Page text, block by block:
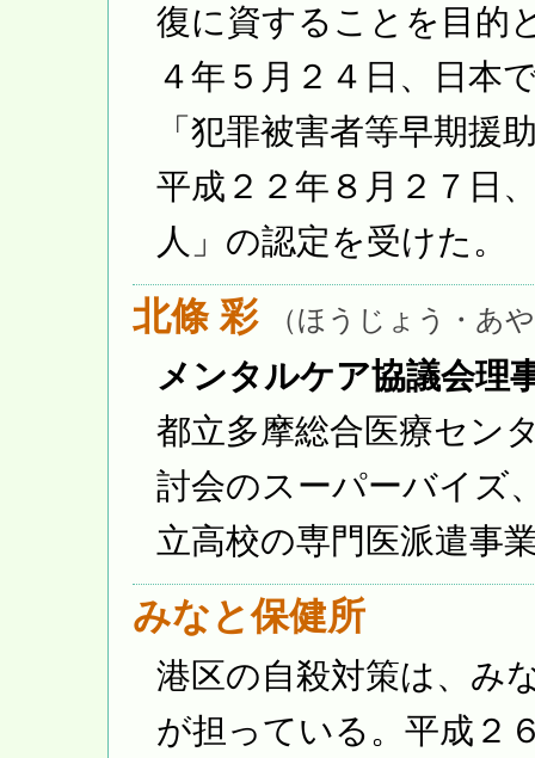
復に資することを目的
４年５月２４日、日本
「犯罪被害者等早期援
平成２２年８月２７日
人」の認定を受けた。
北條 彩 （ほうじょう・あ
メンタルケア協議会理
都立多摩総合医療セン
討会のスーパーバイズ
立高校の専門医派遣事
みなと保健所
港区の自殺対策は、み
が担っている。平成２